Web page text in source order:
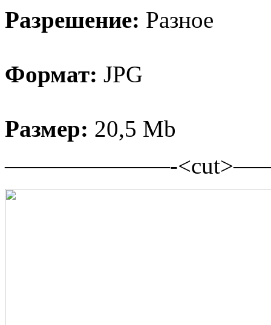
Разрешение: Разное
Формат: JPG
Размер: 20,5 Mb
———————-